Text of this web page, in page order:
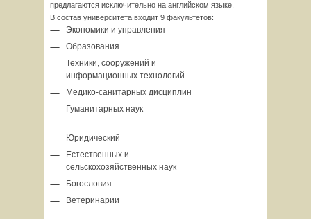
предлагаются исключительно на английском языке.
В состав университета входит 9 факультетов:
Экономики и управления
Образования
Техники, сооружений и
информационных технологий
Медико-санитарных дисциплин
Гуманитарных наук
Юридический
Естественных и
сельскохозяйственных наук
Богословия
Ветеринарии